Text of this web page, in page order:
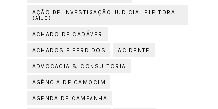
AÇÃO DE INVESTIGAÇÃO JUDICIAL ELEITORAL
(AIJE)
ACHADO DE CADÁVER
ACHADOS E PERDIDOS ACIDENTE
ADVOCACIA & CONSULTORIA
AGÊNCIA DE CAMOCIM
AGENDA DE CAMPANHA